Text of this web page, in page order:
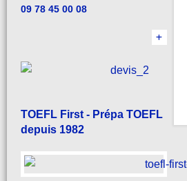
09 78 45 00 08
TOEFL First - Prépa TOEFL
depuis 1982